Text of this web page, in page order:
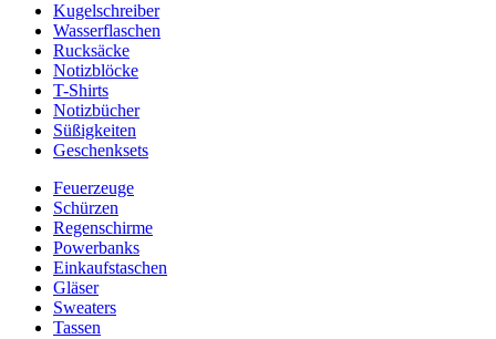
Kugelschreiber
Wasserflaschen
Rucksäcke
Notizblöcke
T-Shirts
Notizbücher
Süßigkeiten
Geschenksets
Feuerzeuge
Schürzen
Regenschirme
Powerbanks
Einkaufstaschen
Gläser
Sweaters
Tassen